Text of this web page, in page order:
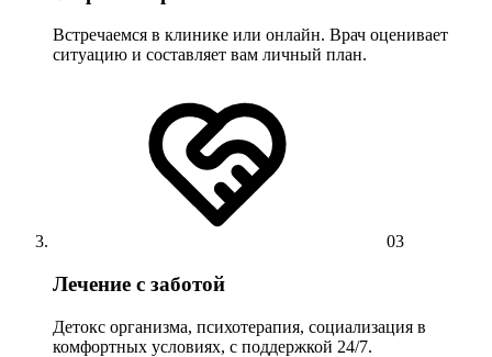
Встречаемся в клинике или онлайн. Врач оценивает
ситуацию и составляет вам личный план.
03
Лечение с заботой
Детокс организма, психотерапия, социализация в
комфортных условиях, с поддержкой 24/7.